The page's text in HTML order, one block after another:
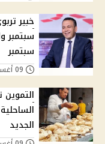
سبتمبر
الجديد